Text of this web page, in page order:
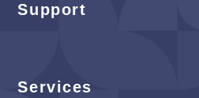
Support
Services